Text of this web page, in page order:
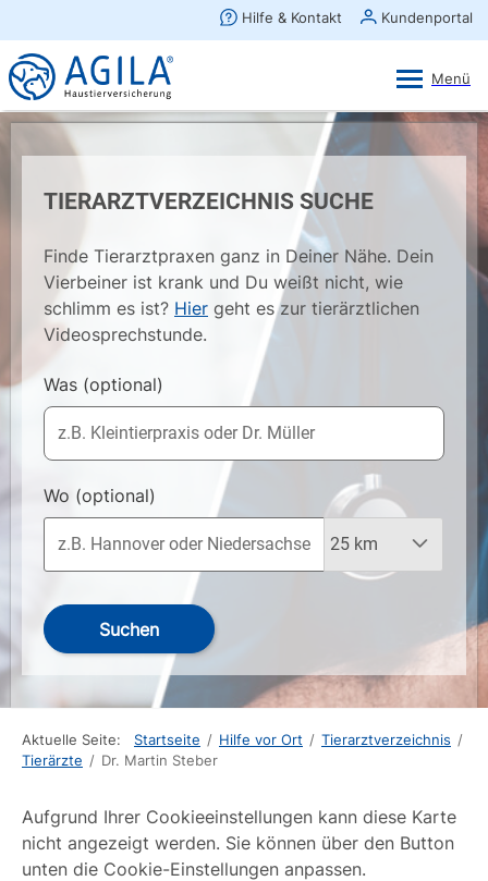
TIERARZTVERZEICHNIS SUCHE
Finde Tierarztpraxen ganz in Deiner Nähe. Dein
Vierbeiner ist krank und Du weißt nicht, wie
schlimm es ist? Hier geht es zur tierärztlichen
Videosprechstunde.
Was (optional)
Wo (optional)
Suchen
Aktuelle Seite: Startseite / Hilfe vor Ort / Tierarztverzeichnis /
Tierärzte / Dr. Martin Steber
Aufgrund Ihrer Cookieeinstellungen kann diese Karte
nicht angezeigt werden. Sie können über den Button
unten die Cookie-Einstellungen anpassen.
×
AGILA Kunden-App
Gratis - Im Play Store laden
Ansehen